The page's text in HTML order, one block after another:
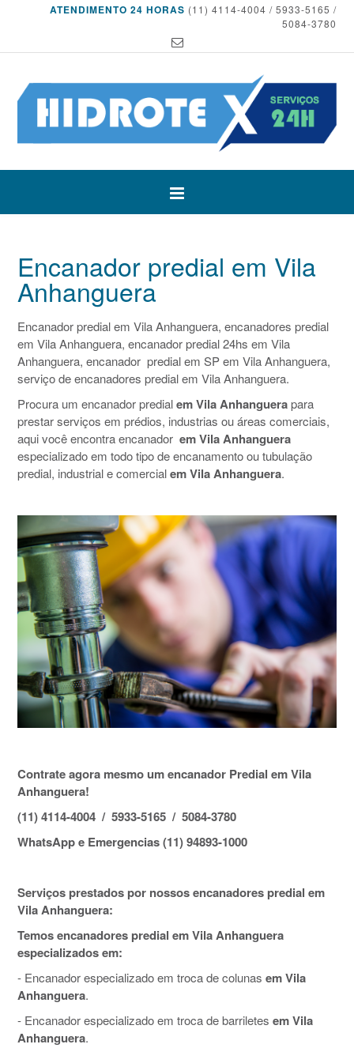
ATENDIMENTO 24 HORAS (11) 4114-4004 / 5933-5165 /
5084-3780
Encanador predial em Vila
Anhanguera
Encanador predial em Vila Anhanguera, encanadores predial
em Vila Anhanguera, encanador predial 24hs em Vila
Anhanguera, encanador predial em SP em Vila Anhanguera,
serviço de encanadores predial em Vila Anhanguera.
Procura um encanador predialem Vila Anhanguerapara
prestar serviços em prédios, industrias ou áreas comerciais,
aqui você encontra encanador em Vila Anhanguera
especializado em todo tipo de encanamento ou tubulação
predial, industrial e comercialem Vila Anhanguera.
Contrate agora mesmo um encanador Predial em Vila
Anhanguera!
(11) 4114-4004 / 5933-5165 / 5084-3780
WhatsApp e Emergencias (11) 94893-1000
Serviços prestados por nossos encanadores predial em
Vila Anhanguera:
Temos encanadores predial em Vila Anhanguera
especializados em:
- Encanador especializado em troca de colunas em Vila
Anhanguera.
- Encanador especializado em troca de barriletes em Vila
Anhanguera.